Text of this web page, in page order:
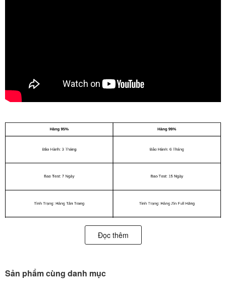
Tốc độ mạng 5G siêu tốc, bộ vi xử lý A14 Bionic nhanh nhất thế
Đọc thêm
Sản phẩm cùng danh mục